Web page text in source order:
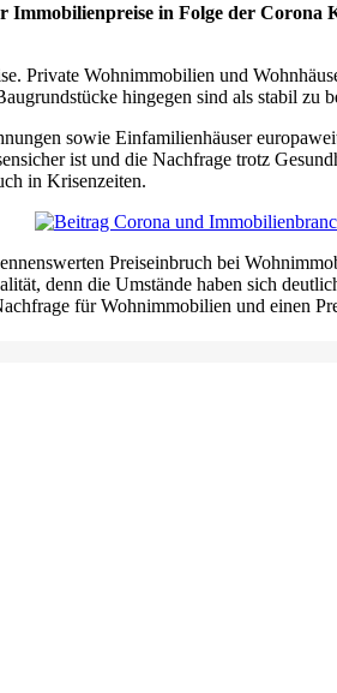
in Folge der
Private Wohnimmobilien und
hingegen sind als stabil zu
sowie Einfamilienhäuser
ist und die Nachfrage trotz
in Krisenzeiten.
Preiseinbruch bei
denn die Umstände haben sich
für Wohnimmobilien und einen